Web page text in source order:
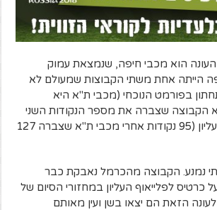
העונה הוא מכבי חיפה, שנמצאת עמוק
הייתה אחת משתי הקבוצות שמעולם לא
בפורמט הנוכחי (מכבי ת"א היא
הקבוצה שצברה את מספר הנקודות השני
בגובהו בפלייאוף העליון (95 נקודות אחרי מכבי ת"א שצברה 127
נמנע. הקבוצה מהכרמל נאבקת כבר
לפלייאוף העליון במחזורי הסיום של
הזאת הם יצאו בשן ועין מאותם